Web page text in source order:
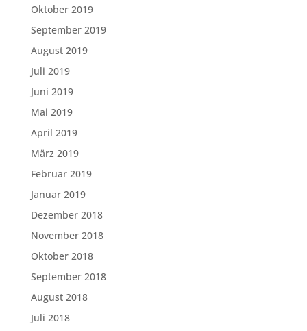
Oktober 2019
September 2019
August 2019
Juli 2019
Juni 2019
Mai 2019
April 2019
März 2019
Februar 2019
Januar 2019
Dezember 2018
November 2018
Oktober 2018
September 2018
August 2018
Juli 2018